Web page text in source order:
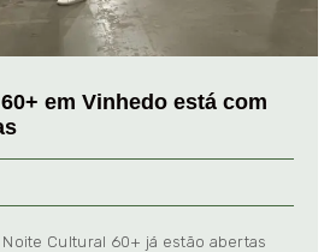
em Vinhedo está com
Cultural 60+ já estão abertas